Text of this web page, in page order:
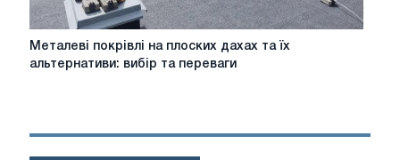
Металеві
та
Металеві покрівлі на плоских дахах та їх
альтернативи: вибір та переваги